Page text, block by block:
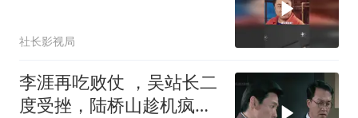
社长影视局
李涯再吃败仗 ，吴站长二
度受挫，陆桥山趁机疯狂